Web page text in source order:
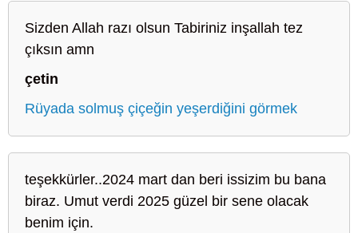
Sizden Allah razı olsun Tabiriniz inşallah tez
çıksın amn
çetin
Rüyada solmuş çiçeğin yeşerdiğini görmek
teşekkürler..2024 mart dan beri issizim bu bana
biraz. Umut verdi 2025 güzel bir sene olacak
benim için.